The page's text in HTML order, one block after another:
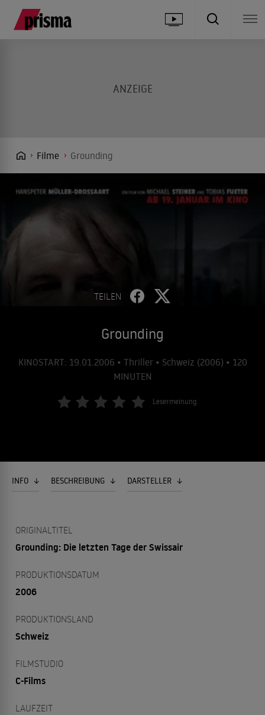
Filme Grounding
TEILEN
Grounding
KINOSTART: 19.01.2006 • Thriller • Schweiz (2006) • 120
MINUTEN
Lesermeinung
INFO BESCHREIBUNG DARSTELLER
ORIGINALTITEL
Grounding: Die letzten Tage der Swissair
PRODUKTIONSDATUM
2006
PRODUKTIONSLAND
Schweiz
FILMSTUDIO
C-Films
LAUFZEIT